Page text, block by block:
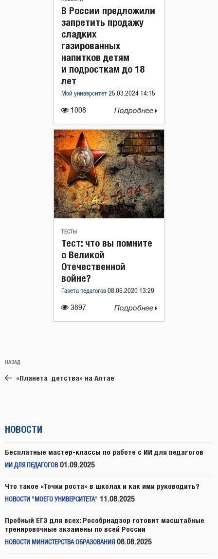
1008
В России предложили
запретить продажу
сладких
газированных
напитков детям
и подросткам до 18
лет
Мой университет 25.03.2024 14:15
Подробнее
ТЕСТЫ
3897
Тест: что вы помните
о Великой
Отечественной
войне?
Газета педагогов 08.05.2020 13:29
Подробнее
по
записям
Предыдущая
запись:
НАЗАД
«Планета детства» на Алтае
НОВОСТИ
Бесплатные мастер-классы по работе с ИИ для педагогов
ИИ ДЛЯ ПЕДАГОГОВ 01.09.2025
Что такое «Точки роста» в школах и как ими руководить?
НОВОСТИ "МОЕГО УНИВЕРСИТЕТА" 11.08.2025
Пробный ЕГЭ для всех: Рособрнадзор готовит масштабные
тренировочные экзамены по всей России
НОВОСТИ МИНИСТЕРСТВА ОБРАЗОВАНИЯ 08.08.2025